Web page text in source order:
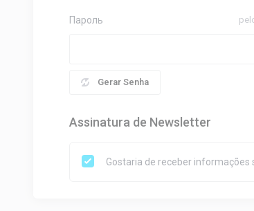
Пароль
Gerar Senha
Assinatura de Newsletter
Gostaria de receber